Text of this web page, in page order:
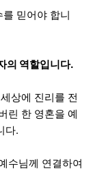
믿어야 합니
의 역할입니다.
상에 진리를 전
린 한 영혼을 예
다.
수님께 연결하여